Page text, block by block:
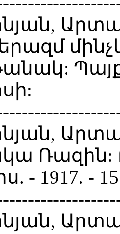
Ռազին:
- 1917. -